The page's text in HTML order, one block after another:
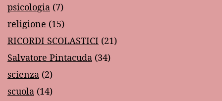
psicologia (7)
religione (15)
RICORDI SCOLASTICI (21)
Salvatore Pintacuda (34)
scienza (2)
scuola (14)